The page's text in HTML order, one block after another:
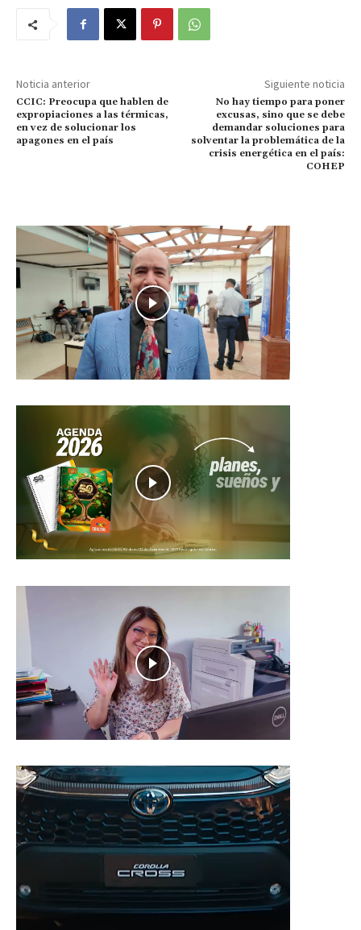
Noticia anterior
CCIC: Preocupa que hablen de
expropiaciones a las térmicas,
en vez de solucionar los
apagones en el país
Siguiente noticia
No hay tiempo para poner
excusas, sino que se debe
demandar soluciones para
solventar la problemática de la
crisis energética en el país:
COHEP